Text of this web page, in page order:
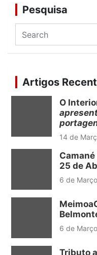
Pesquisa
a
c
h
Artigos
O
14 de
25 de
6 de
6 de
Tributo